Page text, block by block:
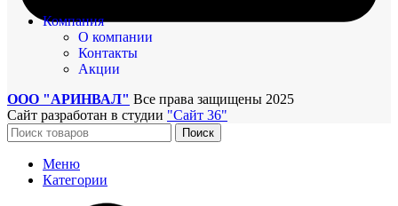
Компания
О компании
Контакты
Акции
ООО "АРИНВАЛ" Все права защищены 2025
Сайт разработан в студии "Сайт 36"
Поиск
Меню
Категории